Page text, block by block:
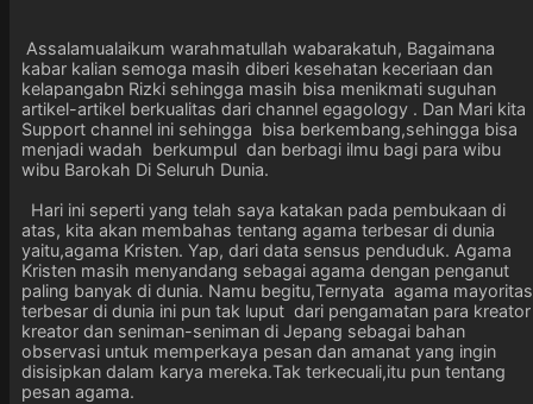
Assalamualaikum warahmatullah wabarakatuh, Bagaimana
kabar kalian semoga masih diberi kesehatan keceriaan dan
kelapangabn Rizki sehingga masih bisa menikmati suguhan
artikel-artikel berkualitas dari channel egagology . Dan Mari kita
Support channel ini sehingga bisa berkembang,sehingga bisa
menjadi wadah berkumpul dan berbagi ilmu bagi para wibu
wibu Barokah Di Seluruh Dunia.
Hari ini seperti yang telah saya katakan pada pembukaan di
atas, kita akan membahas tentang agama terbesar di dunia
yaitu,agama Kristen. Yap, dari data sensus penduduk. Agama
Kristen masih menyandang sebagai agama dengan penganut
paling banyak di dunia. Namu begitu,Ternyata agama mayoritas
terbesar di dunia ini pun tak luput dari pengamatan para kreator
kreator dan seniman-seniman di Jepang sebagai bahan
observasi untuk memperkaya pesan dan amanat yang ingin
disisipkan dalam karya mereka.Tak terkecuali,itu pun tentang
pesan agama.